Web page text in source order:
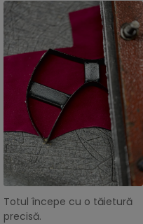
Totul începe cu o tăietură
precisă.